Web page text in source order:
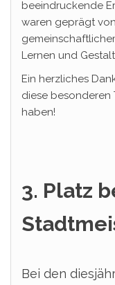
beeindruckende
waren geprägt
Lernen und
Ein herzliches
diese
haben!
3. Platz
Bei den